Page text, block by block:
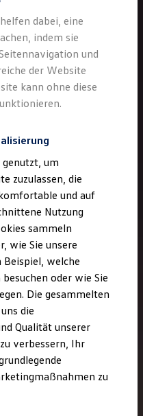
Nutzfahrzeuge
& Inspektion
Volkswagen Nutzfahrzeuge
dabei, eine
indem sie
und
der Website
kann ohne diese
genutzt, um
zuzulassen, die
und auf
Nutzung
sammeln
wie Sie unsere
welche
oder wie Sie
Die gesammelten
die
Qualität unserer
verbessern, Ihr
zu